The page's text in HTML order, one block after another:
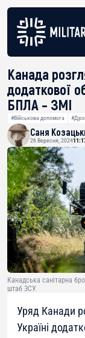
Канада
додаткової
БПЛА – ЗМІ
#Військова допомога
Саня
26 Вересня, 2024
Канадська санітарна
штаб ЗСУ.
Уряд Канади
Україні